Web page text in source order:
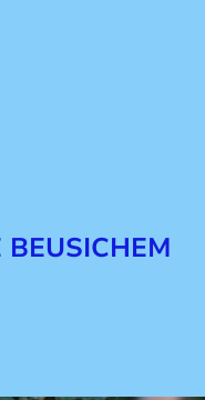
BEUSICHEM